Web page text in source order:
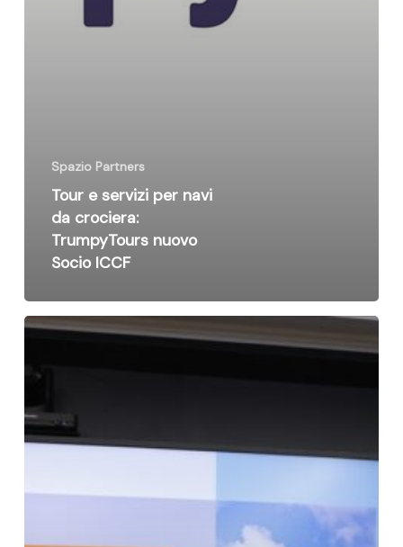
Spazio Partners
Tour e servizi per navi
da crociera:
TrumpyTours nuovo
Socio ICCF